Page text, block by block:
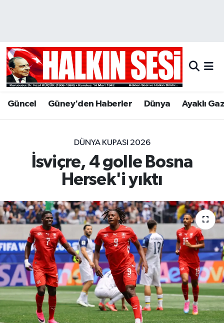
Güncel Güney'den Haberler Dünya Ayaklı
DÜNYA KUPASI 2026
İsviçre, 4 golle Bosna
Hersek'i yıktı
Hava Durumu
Trafik Durumu
Tüm Manşetler
Son Dakika Haberleri